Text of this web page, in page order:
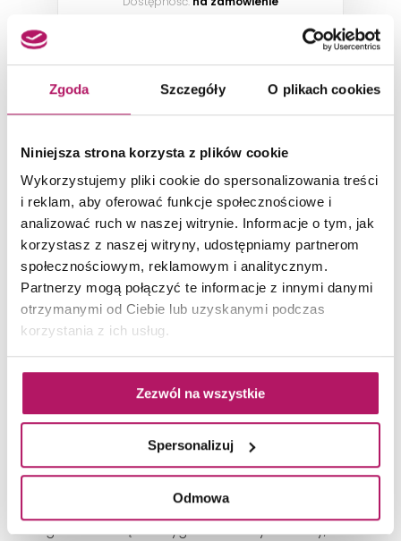
Zgoda Szczegóły O plikach cookies
Niniejsza strona korzysta z plików cookie
Wykorzystujemy pliki cookie do spersonalizowania treści
i reklam, aby oferować funkcje społecznościowe i
analizować ruch w naszej witrynie. Informacje o tym, jak
korzystasz z naszej witryny, udostępniamy partnerom
społecznościowym, reklamowym i analitycznym.
Partnerzy mogą połączyć te informacje z innymi danymi
otrzymanymi od Ciebie lub uzyskanymi podczas
korzystania z ich usług.
Zezwól na wszystkie
Spersonalizuj
Odmowa
Opoczno Eternal
Elegancki biały marmur
Wzornictwo kolekcji Eternal Opoczno nawiązuje do
trendów królujących w branży architektury wnętrz.
Płytki inspirowane wzorem białego marmur z
wyrazistym, kontrastowym użyleniem docenią fani
eleganckich wnętrz. Oryginalne wzory oraz trzy,